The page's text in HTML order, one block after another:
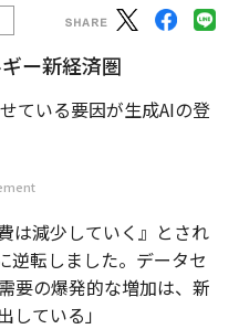
ー新経済圏
ている要因が生成AIの登
は減少していく』とされ
逆転しました。データセ
要の爆発的な増加は、新
している」